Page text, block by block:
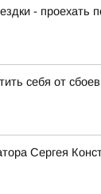
-
себя от сбоев
Сергея